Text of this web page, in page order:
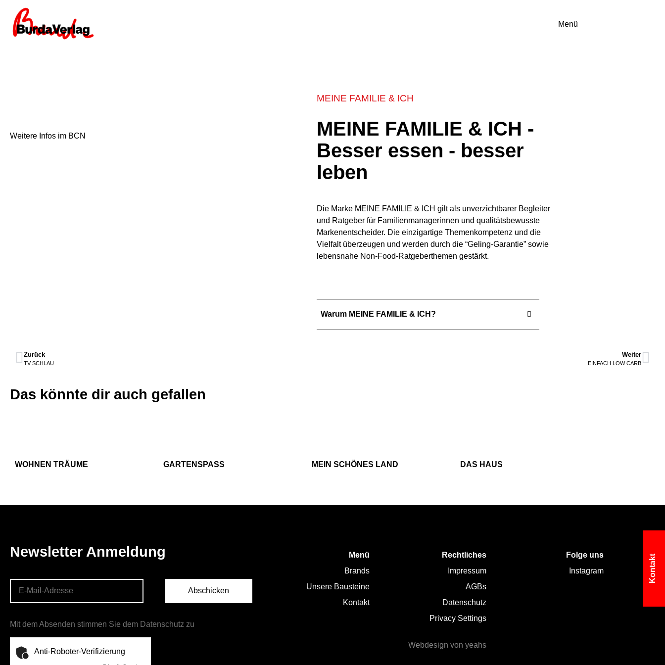
Menü
Weitere Infos im BCN
MEINE FAMILIE & ICH
MEINE FAMILIE & ICH -
Besser essen - besser
leben
Die Marke MEINE FAMILIE & ICH gilt als unverzichtbarer Begleiter
und Ratgeber für Familienmanagerinnen und qualitätsbewusste
Markenentscheider. Die einzigartige Themenkompetenz und die
Vielfalt überzeugen und werden durch die “Geling-Garantie” sowie
lebensnahe Non-Food-Ratgeberthemen gestärkt.
Warum MEINE FAMILIE & ICH?
Zurück
TV SCHLAU
Weiter
EINFACH LOW CARB
Das könnte dir auch gefallen
WOHNEN TRÄUME GARTENSPASS MEIN SCHÖNES LAND DAS HAUS
Newsletter Anmeldung
Anti-Roboter-Verifizierung
Abschicken
Mit dem Absenden stimmen Sie dem Datenschutz zu
Menü
Brands
Unsere Bausteine
Kontakt
Rechtliches
Impressum
AGBs
Datenschutz
Privacy Settings
Folge uns
Instagram
Webdesign von yeahs
Kontakt